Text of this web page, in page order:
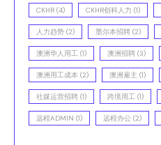
CKHR (4) CKHR创科人力 (1)
人力趋势 (2) 墨尔本招聘 (2)
澳洲华人用工 (1) 澳洲招聘 (3)
澳洲用工成本 (2) 澳洲雇主 (1)
社媒运营招聘 (1) 跨境用工 (1)
远程ADMIN (1) 远程办公 (2)